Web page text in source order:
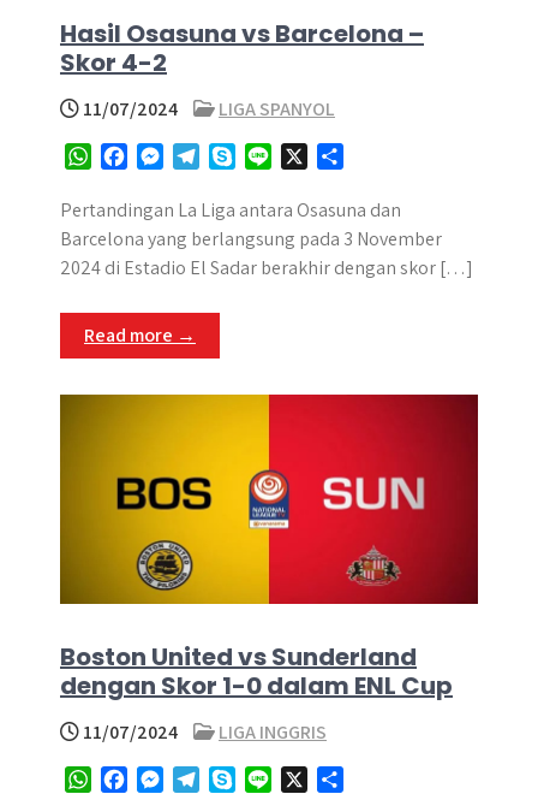
Hasil Osasuna vs Barcelona –
Skor 4-2
11/07/2024
LIGA SPANYOL
W
a
t
s
p
p
c
e
b
o
k
s
s
e
g
e
l
e
g
a
y
p
e
n
e
a
r
e
Pertandingan La Liga antara Osasuna dan
Barcelona yang berlangsung pada 3 November
2024 di Estadio El Sadar berakhir dengan skor […]
Read more →
Boston United vs Sunderland
dengan Skor 1-0 dalam ENL Cup
11/07/2024
LIGA INGGRIS
W